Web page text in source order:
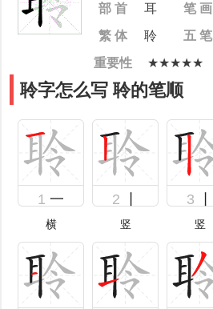
部 首
耳 笔 画
繁 体
聆 五 笔
重要性
★★★★★
聆字怎么写 聆的笔顺
1 一
横
2
竖
3
竖